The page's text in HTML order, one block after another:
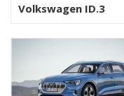
Volkswagen ID.3